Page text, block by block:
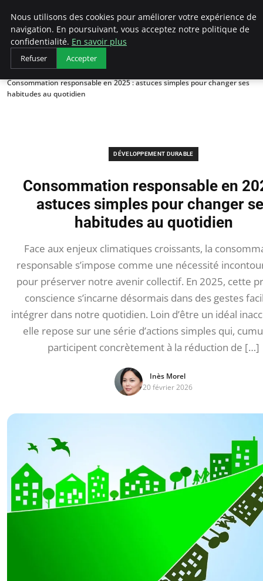
Arcticclimateemergency
Accueil
Développement durable
Consommation responsable en 2025 : astuces simples pour changer ses
habitudes au quotidien
DÉVELOPPEMENT DURABLE
Consommation responsable en
astuces simples pour changer
habitudes au quotidien
Face aux enjeux climatiques croissants, la
responsable s’impose comme une nécessité
pour préserver notre avenir collectif. En 2025, cette
conscience s’incarne désormais dans des gestes
intégrer dans notre quotidien. Loin d’être un idéal
elle repose sur une série d’actions simples qui,
participent concrètement à la réduction de […]
Inès Morel
20 février 2026
Nous utilisons des cookies pour améliorer votre expérience de
navigation. En poursuivant, vous acceptez notre politique de
confidentialité. En savoir plus
Refuser Accepter